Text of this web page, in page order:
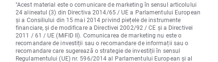
"Acest material este o comunicare de marketing în sensul articolului
24 alineatul (3) din Directiva 2014/65 / UE a Parlamentului European
și a Consiliului din 15 mai 2014 privind piețele de instrumente
financiare, și de modificare a Directivei 2002/92 / CE și a Directivei
2011 / 61 / UE (MiFID II). Comunicarea de marketing nu este o
recomandare de investiții sau o recomandare de informații sau o
recomandare care sugerează o strategie de investiții în sensul
Regulamentului (UE) nr. 596/2014 al Parlamentului European și al